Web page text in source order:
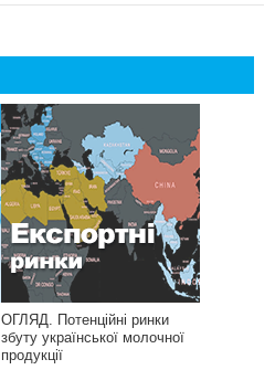
ОГЛЯД. Потенційні ринки
збуту української молочної
продукції